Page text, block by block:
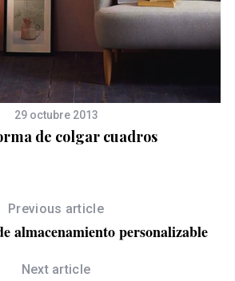
29 octubre 2013
de colgar cuadros
Previous article
almacenamiento personalizable
Next article